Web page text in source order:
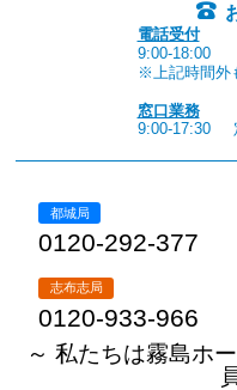
電話受付
9:00-18:00
※上記時間外
窓口業務
9:00-17:30
都城局
0120-292-377
志布志局
0120-933-966
～ 私たちは霧島ホ